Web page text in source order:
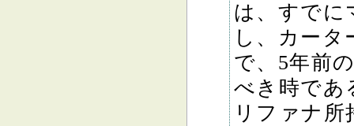
は、すでに
し、カータ
で、5年前
べき時であ
リファナ